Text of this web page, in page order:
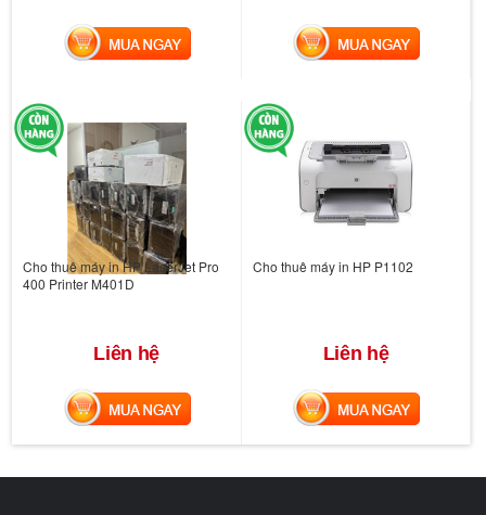
MUA NGAY MUA NGAY
Cho thuê máy in HP LaserJet Pro
400 Printer M401D
Liên hệ
MUA NGAY
Cho thuê máy in HP P1102
Liên hệ
MUA NGAY